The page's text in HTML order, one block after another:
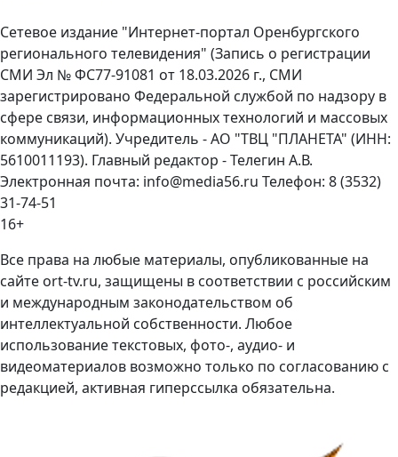
Сетевое издание "Интернет-портал Оренбургского
регионального телевидения" (Запись о регистрации
СМИ Эл № ФС77-91081 от 18.03.2026 г., СМИ
зарегистрировано Федеральной службой по надзору в
сфере связи, информационных технологий и массовых
коммуникаций). Учредитель - АО "ТВЦ "ПЛАНЕТА" (ИНН:
5610011193). Главный редактор - Телегин А.В.
Электронная почта: info@media56.ru Телефон: 8 (3532)
31-74-51
16+
Все права на любые материалы, опубликованные на
сайте ort-tv.ru, защищены в соответствии с российским
и международным законодательством об
интеллектуальной собственности. Любое
использование текстовых, фото-, аудио- и
видеоматериалов возможно только по согласованию с
редакцией, активная гиперссылка обязательна.